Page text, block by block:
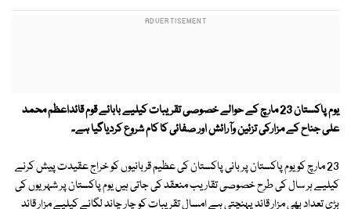
یوم پاکستان 23 مارچ کے حوالے خصوصی تقریبات کیلیے بابائے قوم قائداعظم محمد
علی جناح کے مزارکی تزئین وآرائش اور صفائی کا کام شروع کردیاگیا ہے۔
23 مارچ کو یوم پاکستان پر بانی پاکستان کی عظیم قربانیوں کو خراج عقیدت پیش کرنے
کیلیے ہر سال کی طرح خصوصی تقاریب منعقد کی جاتی ہیں یوم پاکستان پر شہریوں کی
بڑی تعداد بھی مزار قائد پہنچتی ہے امسال تقریبات کو چار چاند لگانے کیلیے مزار قائد